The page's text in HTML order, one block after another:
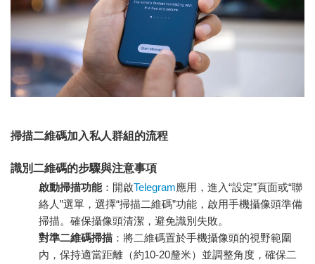
掃描二維碼加入私人群組的流程
識別二維碼的步驟與注意事項
啟動掃描功能：開啟Telegram應用，進入“設定”頁面或“聯
絡人”選單，選擇“掃描二維碼”功能，啟用手機攝像頭準備
掃描。確保攝像頭清潔，避免識別失敗。
對準二維碼掃描 ：將二維碼置於手機攝像頭的視野範圍
內，保持適當距離（約10-20釐米）並調整角度，確保二